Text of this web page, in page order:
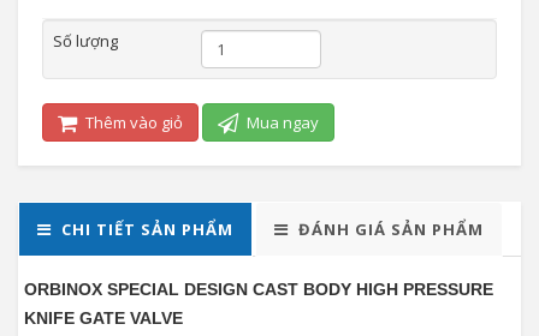
Số lượng
Thêm vào giỏ Mua ngay
CHI TIẾT SẢN PHẨM ĐÁNH GIÁ SẢN PHẨM
ORBINOX SPECIAL DESIGN CAST BODY HIGH PRESSURE
KNIFE GATE VALVE